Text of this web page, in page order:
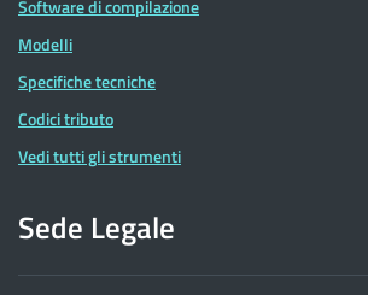
Software di compilazione
Modelli
Specifiche tecniche
Codici tributo
Vedi tutti gli strumenti
Sede Legale